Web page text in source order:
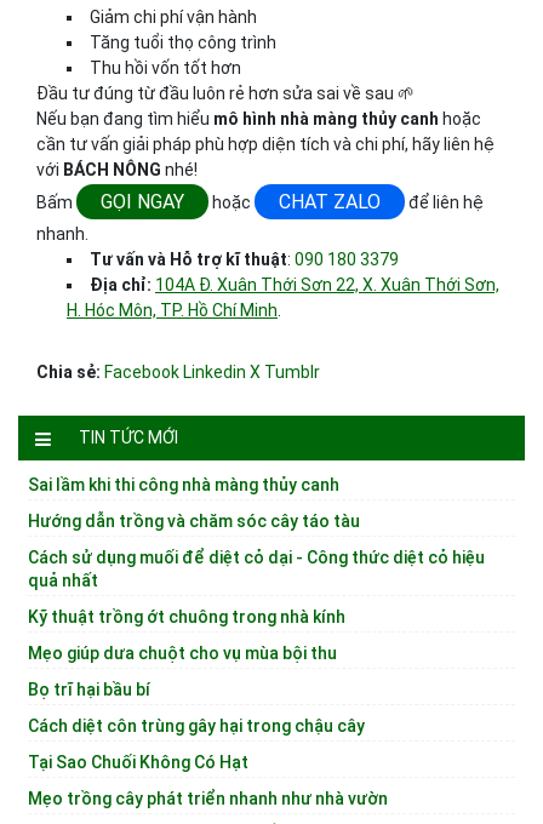
Giảm chi phí vận hành
Tăng tuổi thọ công trình
Thu hồi vốn tốt hơn
Đầu tư đúng từ đầu luôn rẻ hơn sửa sai về sau 🌱
Nếu bạn đang tìm hiểu mô hình nhà màng thủy canh hoặc
cần tư vấn giải pháp phù hợp diện tích và chi phí, hãy liên hệ
với BÁCH NÔNG nhé!
Bấm
GỌI NGAY hoặc CHAT ZALO
để liên hệ
nhanh.
Tư vấn và Hỗ trợ kĩ thuật: 090 180 3379
Địa chỉ: 104A Đ. Xuân Thới Sơn 22, X. Xuân Thới Sơn,
H. Hóc Môn, TP. Hồ Chí Minh
Chia sẻ: Facebook Linkedin X Tumblr
TIN TỨC MỚI
Sai lầm khi thi công nhà màng thủy canh
Hướng dẫn trồng và chăm sóc cây táo tàu
Cách sử dụng muối để diệt cỏ dại - Công thức diệt cỏ hiệu
quả nhất
Kỹ thuật trồng ớt chuông trong nhà kính
Mẹo giúp dưa chuột cho vụ mùa bội thu
Bọ trĩ hại bầu bí
Cách diệt côn trùng gây hại trong chậu cây
Tại Sao Chuối Không Có Hạt
Mẹo trồng cây phát triển nhanh như nhà vườn